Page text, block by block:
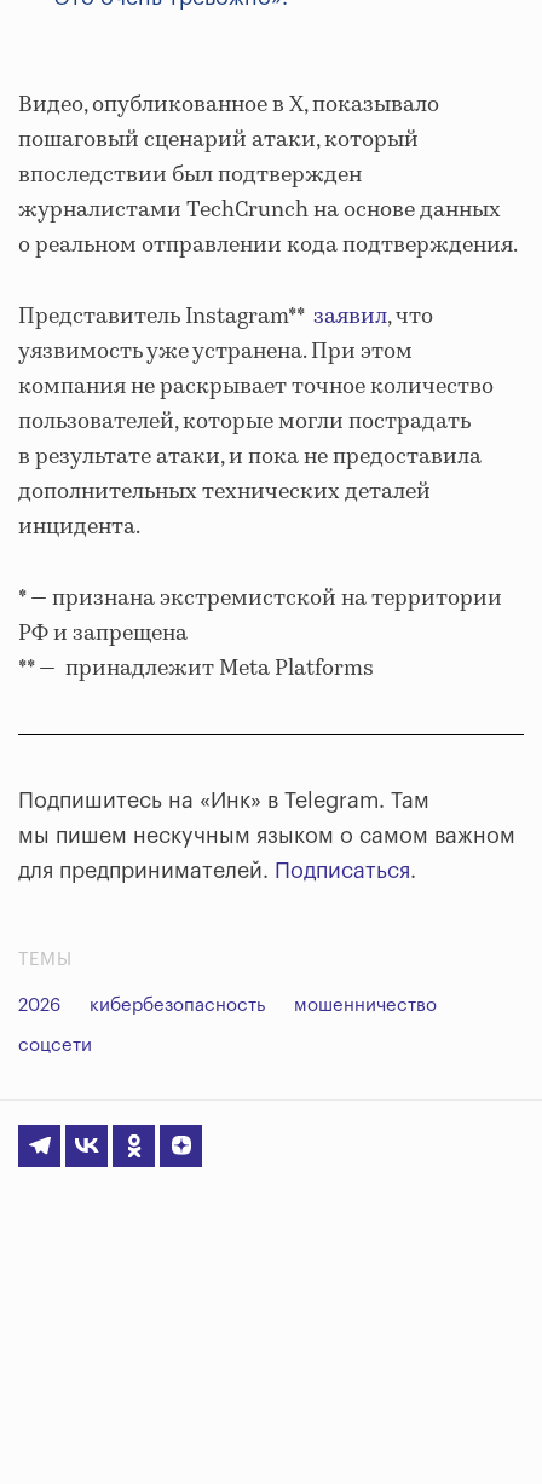
Видео, опубликованное в X, показывало
пошаговый сценарий атаки, который
впоследствии был подтвержден
журналистами TechCrunch на основе данных
о реальном отправлении кода подтверждения.
Представитель Instagram** заявил, что
уязвимость уже устранена. При этом
компания не раскрывает точное количество
пользователей, которые могли пострадать
в результате атаки, и пока не предоставила
дополнительных технических деталей
инцидента.
* — признана экстремистской на территории
РФ и запрещена
** — принадлежит Meta Platforms
Подпишитесь на «Инк» в Telegram. Там
мы пишем нескучным языком о самом важном
для предпринимателей. Подписаться.
ТЕМЫ
2026 кибербезопасность мошенничество
соцсети